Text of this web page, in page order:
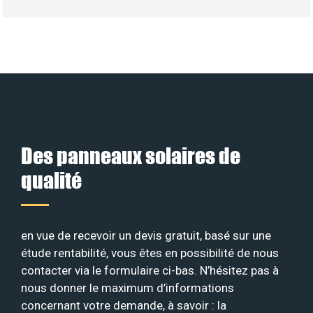
Des panneaux solaires de
qualité
en vue de recevoir un devis gratuit, basé sur une
étude rentabilité, vous êtes en possibilité de nous
contacter via le formulaire ci-bas. N’hésitez pas à
nous donner le maximum d’informations
concernant votre demande, à savoir : la